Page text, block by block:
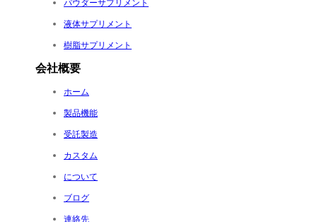
パウダーサプリメント
液体サプリメント
樹脂サプリメント
会社概要
ホーム
製品機能
受託製造
カスタム
について
ブログ
連絡先